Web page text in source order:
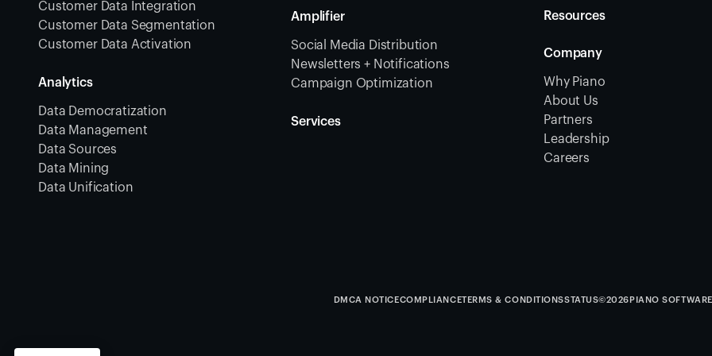
Customer Data Integration
Customer Data Segmentation
Customer Data Activation
Analytics
Data Democratization
Data Management
Data Sources
Data Mining
Data Unification
Amplifier
Social Media Distribution
Newsletters + Notifications
Campaign Optimization
Services
Resources
Company
Why Piano
About Us
Partners
Leadership
Careers
DMCA NOTICECOMPLIANCETERMS & CONDITIONSSTATUS©2026 PIANO